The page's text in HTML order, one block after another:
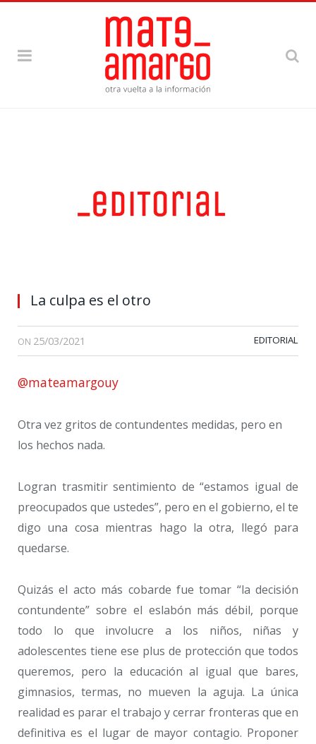
La culpa es el otro
ON 25/03/2021 EDITORIAL
@mateamargouy
Otra vez gritos de contundentes medidas, pero en
los hechos nada.
Logran trasmitir sentimiento de “estamos igual de
preocupados que ustedes”, pero en el gobierno, el te
digo una cosa mientras hago la otra, llegó para
quedarse.
Quizás el acto más cobarde fue tomar “la decisión
contundente” sobre el eslabón más débil, porque
todo lo que involucre a los niños, niñas y
adolescentes tiene ese plus de protección que todos
queremos, pero la educación al igual que bares,
gimnasios, termas, no mueven la aguja. La única
realidad es parar el trabajo y cerrar fronteras que en
definitiva es el lugar de mayor contagio. Proponer